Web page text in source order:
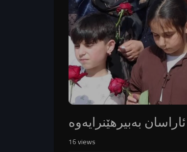
بەبیرهێنرایەوە
16views